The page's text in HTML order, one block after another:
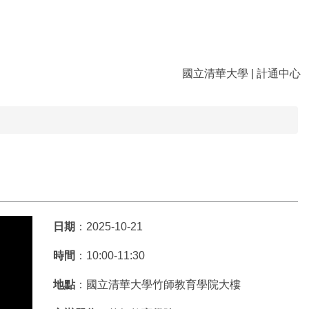
國立清華大學 計通中心
日期 ：2025-10-21
時間 ：10:00-11:30
地點：國立清華大學竹師教育學院大樓